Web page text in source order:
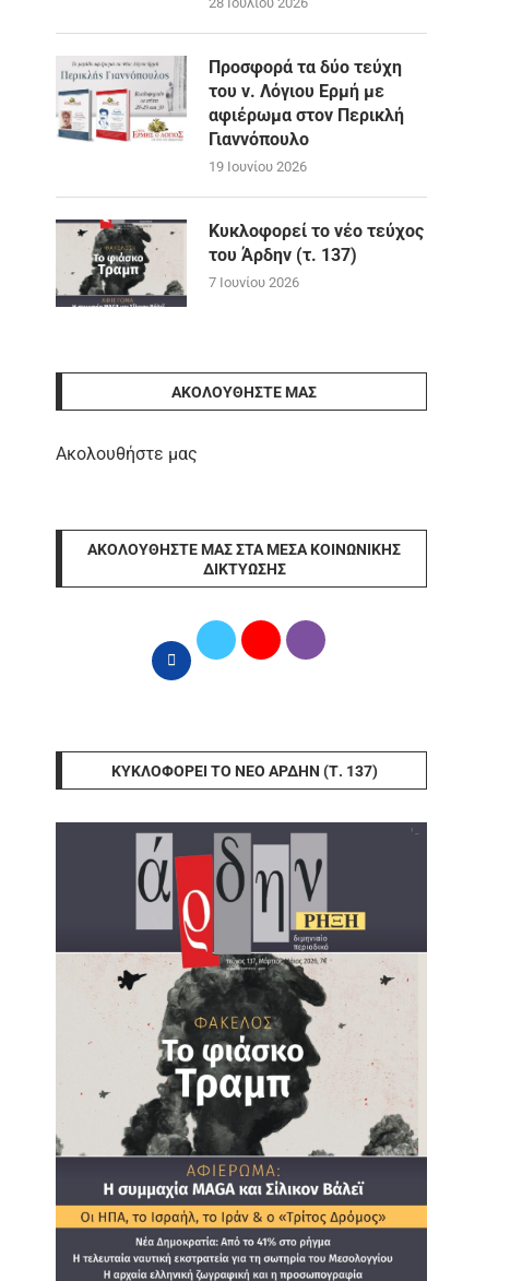
Προσφορά τα δύο τεύχη
του ν. Λόγιου Ερμή με
αφιέρωμα στον Περικλή
Γιαννόπουλο
19 Ιουνίου 2026
Κυκλοφορεί το νέο τεύχος
του Άρδην (τ. 137)
7 Ιουνίου 2026
ΑΚΟΛΟΥΘΉΣΤΕ ΜΑΣ
Ακολουθήστε μας
ΑΚΟΛΟΥΘΉΣΤΕ ΜΑΣ ΣΤΑ ΜΈΣΑ ΚΟΙΝΩΝΙΚΉΣ
ΔΙΚΤΎΩΣΗΣ
ΚΥΚΛΟΦΟΡΕΊ ΤΟ ΝΈΟ ΆΡΔΗΝ (Τ. 137)